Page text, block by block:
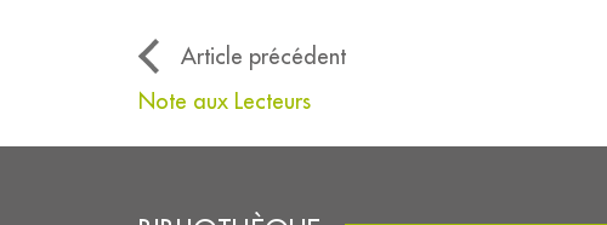
Article précédent
Note aux Lecteurs